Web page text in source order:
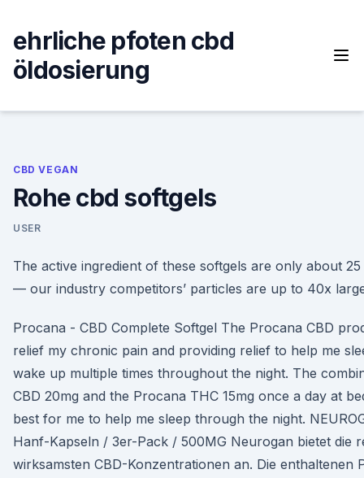
content
ehrliche pfoten cbd
öldosierung
CBD VEGAN
Rohe cbd softgels
USER
The active ingredient of these softgels are only about
— our industry competitors’ particles are up to 40x
Procana - CBD Complete Softgel The Procana CBD
relief my chronic pain and providing relief to help me
wake up multiple times throughout the night. The
CBD 20mg and the Procana THC 15mg once a day at
best for me to help me sleep through the night.
Hanf-Kapseln / 3er-Pack / 500MG Neurogan bietet die
wirksamsten CBD-Konzentrationen an. Die enthaltenen